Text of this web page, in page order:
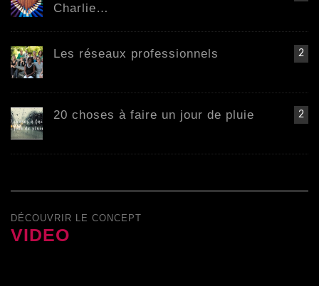
Charlie…
2
Les réseaux professionnels
2
20 choses à faire un jour de pluie
DÉCOUVRIR LE CONCEPT
VIDEO